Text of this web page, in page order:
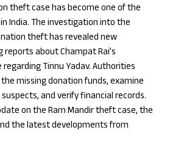
theft case has become one of the
India. The investigation into the
theft has revealed new
about Champat Rai’s
Tinnu Yadav. Authorities
missing donation funds, examine
and verify financial records.
on the Ram Mandir theft case, the
the latest developments from